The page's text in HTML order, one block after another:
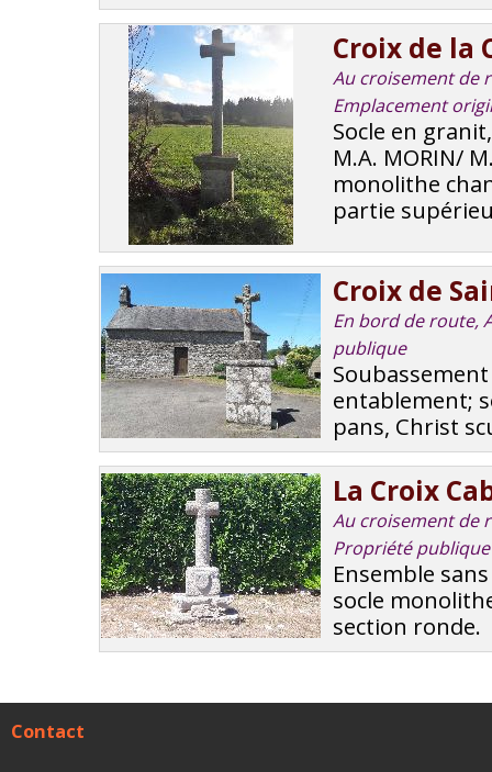
Croix de la
Au croisement de
Emplacement
Socle en
M.A. MORIN/
monolithe
partie
Croix de
En bord de route,
publique
entablement;
pans, Christ
La Croix
Au croisement de
Propriété publique
Ensemble
socle
section ronde.
Contact